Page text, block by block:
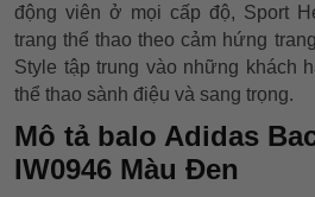
động viên ở mọi cấp độ, Sport
trang thể thao theo cảm hứng
Style tập trung vào những khách
thể thao sành điệu và sang trọng.
Mô tả balo Adidas
IW0946 Màu Đen